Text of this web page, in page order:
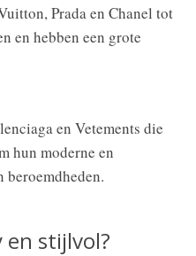
Prada en Chanel tot
en hebben een grote
en Vetements die
hun moderne en
beroemdheden.
stijlvol?